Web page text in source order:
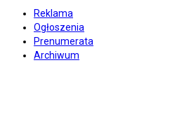
Reklama
Ogłoszenia
Prenumerata
Archiwum